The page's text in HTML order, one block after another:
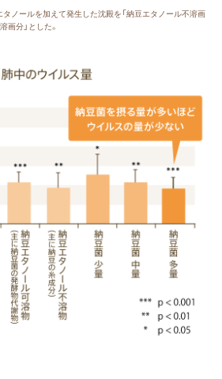
ノールを加えて発生した沈殿を「納豆エタノール不溶画
画分」とした。